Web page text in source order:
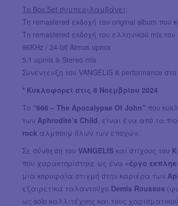
Το Box Set συμπεριλαμβάνει:
Τη remastered εκδοχή του original album που
Τη remastered εκδοχή του ελληνικού mix
96KHz / 24-bit Atmos upmix
5.1 upmix & Stereo mix
Συνέντευξη του VANGELIS & performance
* Κυκλοφορεί στις 8 Νοεμβρίου 2024
Το “666 – The Apocalypse Of John” που
των Aphrodite’s Child , είναι ένα από τα
rock άλμπουμ όλων των εποχών.
Σε σύνθεση του VANGELIS και στίχους του
που χαρακτηρίστηκε ως ένα «έργο
μια κορυφαία στιγμή στην καριέρα των
εξαιρετικά ταλαντούχο Demis Roussos
ως solo καλλιτέχνης και τους